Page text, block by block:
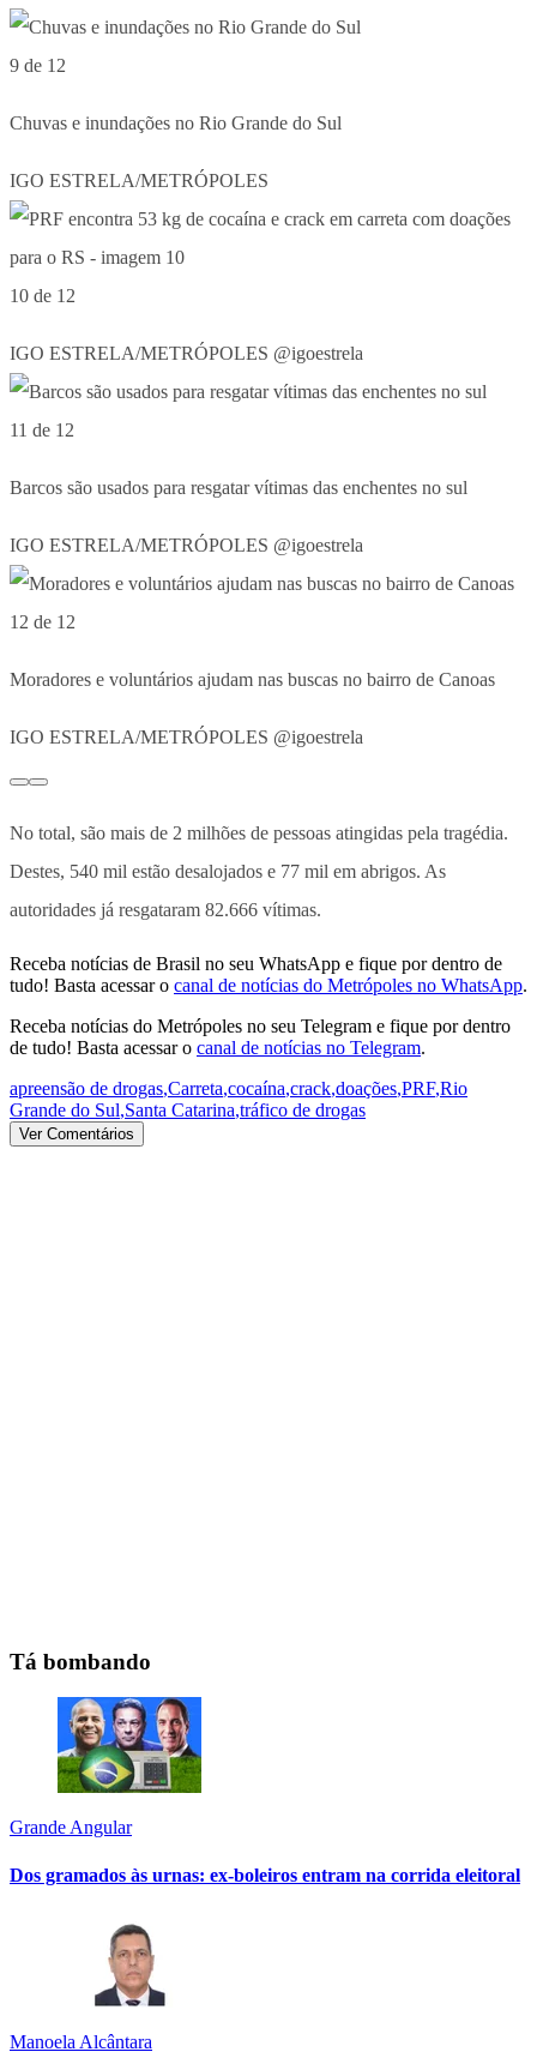
9 de 12
Chuvas e inundações no Rio Grande do Sul
IGO ESTRELA/METRÓPOLES
10 de 12
IGO ESTRELA/METRÓPOLES @igoestrela
11 de 12
Barcos são usados para resgatar vítimas das enchentes no sul
IGO ESTRELA/METRÓPOLES @igoestrela
12 de 12
Moradores e voluntários ajudam nas buscas no bairro de Canoas
IGO ESTRELA/METRÓPOLES @igoestrela
No total, são mais de 2 milhões de pessoas atingidas pela tragédia.
Destes, 540 mil estão desalojados e 77 mil em abrigos. As
autoridades já resgataram 82.666 vítimas.
Receba notícias de Brasil no seu WhatsApp e fique por dentro de
tudo! Basta acessar o canal de notícias do Metrópoles no WhatsApp.
Receba notícias do Metrópoles no seu Telegram e fique por dentro
de tudo! Basta acessar o canal de notícias no Telegram.
apreensão de drogas,Carreta,cocaína,crack,doações,PRF,Rio
Grande do Sul,Santa Catarina,tráfico de drogas
Ver Comentários
Tá bombando
Grande Angular
Dos gramados às urnas: ex-boleiros entram na corrida eleitoral
Manoela Alcântara